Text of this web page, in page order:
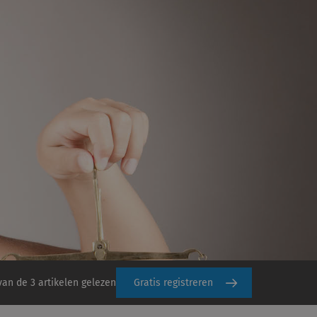
de 3 artikelen gelezen Gratis registreren